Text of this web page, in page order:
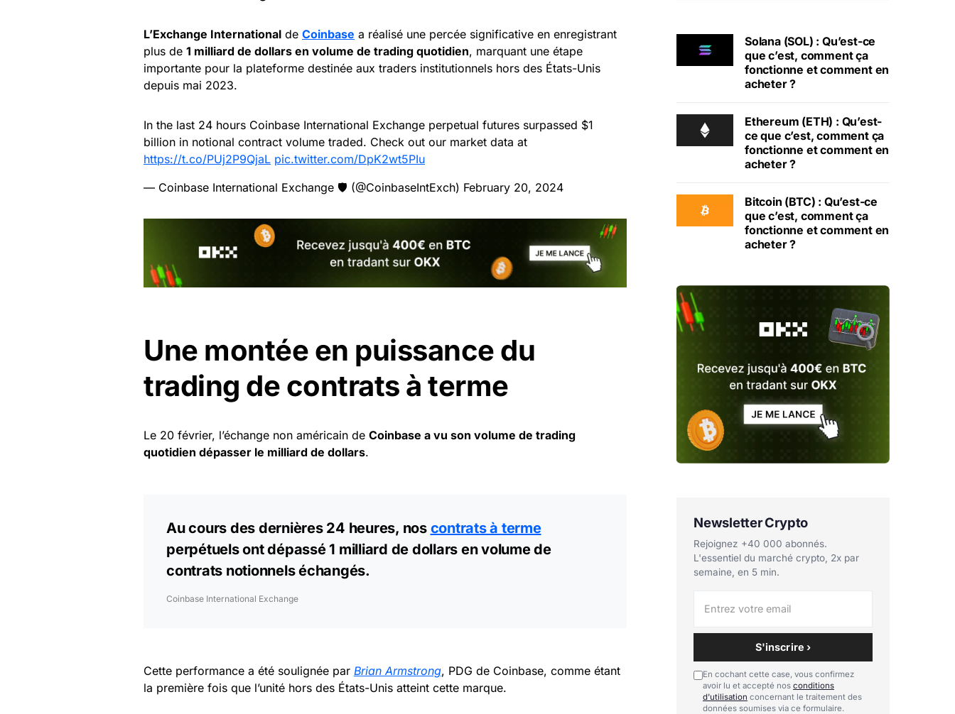
L’Exchange International de Coinbase a réalisé une percée significative en enregistrant
plus de 1 milliard de dollars en volume de trading quotidien, marquant une étape
importante pour la plateforme destinée aux traders institutionnels hors des États-Unis
depuis mai 2023.
In the last 24 hours Coinbase International Exchange perpetual futures surpassed $1
billion in notional contract volume traded. Check out our market data at
https://t.co/PUj2P9QjaL pic.twitter.com/DpK2wt5PIu
— Coinbase International Exchange 🛡️ (@CoinbaseIntExch) February 20, 2024
Une montée en puissance du
trading de contrats à terme
Le 20 février, l’échange non américain de Coinbase a vu son volume de trading
quotidien dépasser le milliard de dollars.
Au cours des dernières 24 heures, nos contrats à terme
perpétuels ont dépassé 1 milliard de dollars en volume de
contrats notionnels échangés.
Coinbase International Exchange
Cette performance a été soulignée par Brian Armstrong, PDG de Coinbase, comme étant
la première fois que l’unité hors des États-Unis atteint cette marque.
Solana (SOL) : Qu’est-ce
que c’est, comment ça
fonctionne et comment en
acheter ?
Ethereum (ETH) : Qu’est-
ce que c’est, comment ça
fonctionne et comment en
acheter ?
Bitcoin (BTC) : Qu’est-ce
que c’est, comment ça
fonctionne et comment en
acheter ?
Newsletter Crypto
Rejoignez +40 000 abonnés.
L'essentiel du marché crypto, 2x par
semaine, en 5 min.
S'inscrire ›
En cochant cette case, vous confirmez
avoir lu et accepté nos conditions
d'utilisation concernant le traitement des
données soumises via ce formulaire.